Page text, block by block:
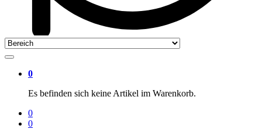
0
Es befinden sich keine Artikel im Warenkorb.
0
0